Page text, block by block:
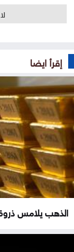
إقرأ ايضا
الذهب يلامس ذروة 7 أسابيع بفضل آمال